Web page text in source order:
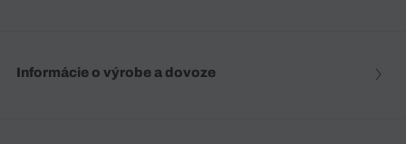
Informácie o výrobe a dovoze